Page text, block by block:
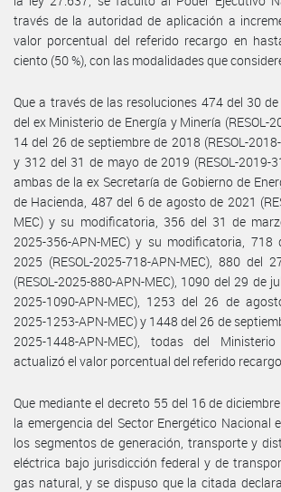
través de la autoridad de aplicación a
valor porcentual del referido recargo en
ciento (50 %), con las modalidades que
Que a través de las resoluciones 474 del 30
del ex Ministerio de Energía y Minería (RESOL-
14 del 26 de septiembre de 2018 (RESOL-
y 312 del 31 de mayo de 2019 (RESOL-2019-
ambas de la ex Secretaría de Gobierno de
de Hacienda, 487 del 6 de agosto de 2021
MEC) y su modificatoria, 356 del 31 de
2025-356-APN-MEC) y su modificatoria,
2025 (RESOL-2025-718-APN-MEC), 880 del
(RESOL-2025-880-APN-MEC), 1090 del 29 de
2025-1090-APN-MEC), 1253 del 26 de
2025-1253-APN-MEC) y 1448 del 26 de
2025-1448-APN-MEC), todas del
actualizó el valor porcentual del referido recargo.
Que mediante el decreto 55 del 16 de
la emergencia del Sector Energético Nacional
los segmentos de generación, transporte y
eléctrica bajo jurisdicción federal y de
gas natural, y se dispuso que la citada